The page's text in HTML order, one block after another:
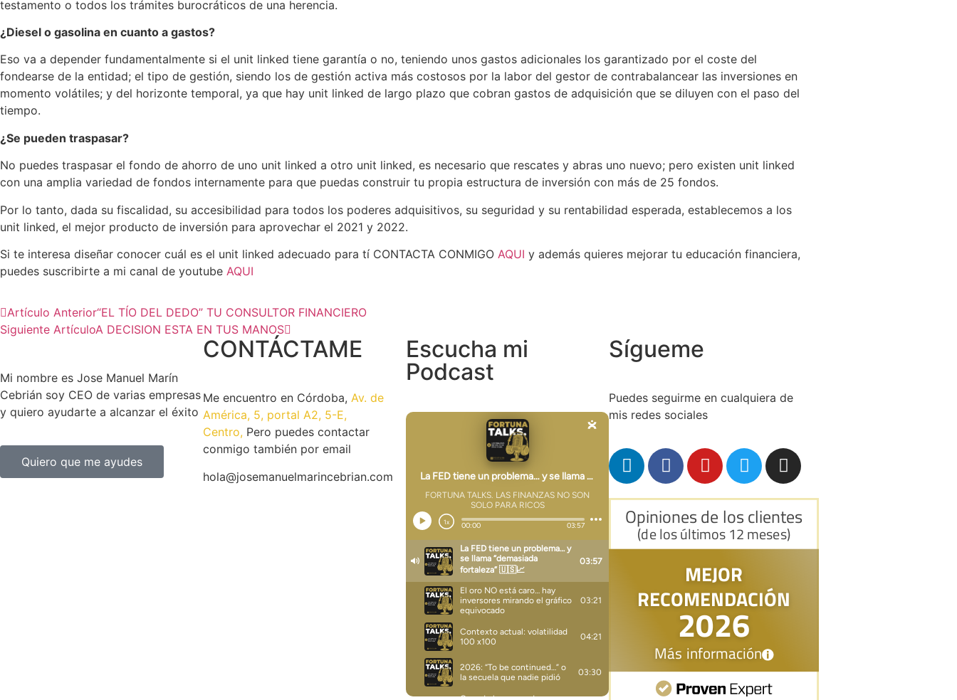
testamento o todos los trámites burocráticos de una herencia.
¿Diesel o gasolina en cuanto a gastos?
Eso va a depender fundamentalmente si el unit linked tiene garantía o no, teniendo unos gastos adicionales los garantizado por el coste del
fondearse de la entidad; el tipo de gestión, siendo los de gestión activa más costosos por la labor del gestor de contrabalancear las inversiones en
momento volátiles; y del horizonte temporal, ya que hay unit linked de largo plazo que cobran gastos de adquisición que se diluyen con el paso del
tiempo.
¿Se pueden traspasar?
No puedes traspasar el fondo de ahorro de uno unit linked a otro unit linked, es necesario que rescates y abras uno nuevo; pero existen unit linked
con una amplia variedad de fondos internamente para que puedas construir tu propia estructura de inversión con más de 25 fondos.
Por lo tanto, dada su fiscalidad, su accesibilidad para todos los poderes adquisitivos, su seguridad y su rentabilidad esperada, establecemos a los
unit linked, el mejor producto de inversión para aprovechar el 2021 y 2022.
Si te interesa diseñar conocer cuál es el unit linked adecuado para tí CONTACTA CONMIGO AQUI y además quieres mejorar tu educación financiera,
puedes suscribirte a mi canal de youtube AQUI
Artículo Anterior“EL TÍO DEL DEDO” TU CONSULTOR FINANCIERO
Siguiente ArtículoA DECISION ESTA EN TUS MANOS
Mi nombre es Jose Manuel Marín
Cebrián soy CEO de varias empresas
y quiero ayudarte a alcanzar el éxito
Quiero que me ayudes
CONTÁCTAME
Me encuentro en Córdoba, Av. de
América, 5, portal A2, 5-E,
Centro, Pero puedes contactar
conmigo también por email
hola@josemanuelmarincebrian.com
Escucha mi
Podcast
Sígueme
Puedes seguirme en cualquiera de
mis redes sociales